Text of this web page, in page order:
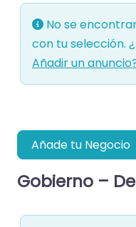
No se
con tu selección.
Añadir un
Añade tu Negocio
Gobierno –